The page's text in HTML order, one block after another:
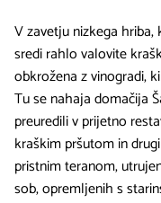
V zavetju nizkega hriba,
sredi rahlo valovite
obkrožena z vinogradi,
Tu se nahaja domačija
preuredili v prijetno
kraškim pršutom in
pristnim teranom,
sob, opremljenih s